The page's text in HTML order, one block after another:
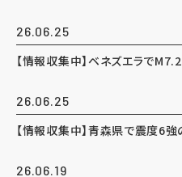
26.06.25
【情報収集中】ベネズエラで
26.06.25
【情報収集中】青森県で震度6
26.06.19